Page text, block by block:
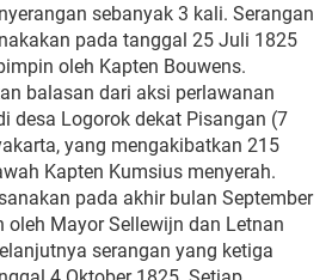
sebanyak 3 kali. Serangan
pada tanggal 25 Juli 1825
oleh Kapten Bouwens.
balasan dari aksi perlawanan
desa Logorok dekat Pisangan (7
yang mengakibatkan 215
Kapten Kumsius menyerah.
pada akhir bulan September
oleh Mayor Sellewijn dan Letnan
serangan yang ketiga